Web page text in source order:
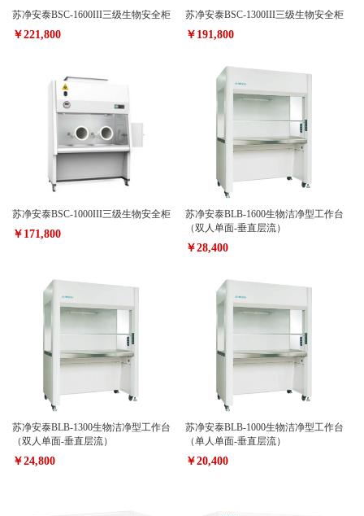
苏净安泰BSC-1600III三级生物安全柜
￥221,800
苏净安泰BSC-1300III三级生物安全柜
￥191,800
苏净安泰BSC-1000III三级生物安全柜
￥171,800
苏净安泰BLB-1600生物洁净型工作台
（双人单面-垂直层流）
￥28,400
苏净安泰BLB-1300生物洁净型工作台
（双人单面-垂直层流）
￥24,800
苏净安泰BLB-1000生物洁净型工作台
（单人单面-垂直层流）
￥20,400